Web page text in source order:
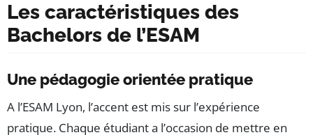
Les caractéristiques des
Bachelors de l’ESAM
Une pédagogie orientée pratique
A l’ESAM Lyon, l’accent est mis sur l’expérience
pratique. Chaque étudiant a l’occasion de mettre en